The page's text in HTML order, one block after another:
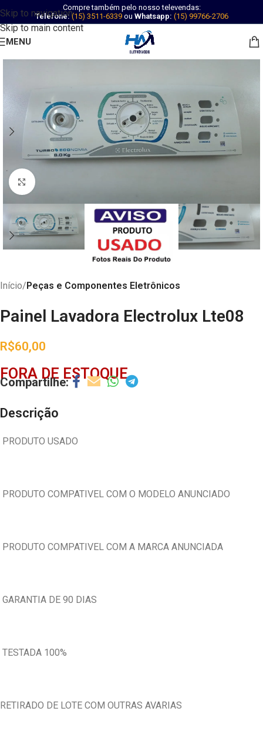
Skip to navigation
Skip to main content
Compre também pelo nosso televendas:
Telefone: (15) 3511-6339ou Whatsapp: (15) 99766-2706
MENU
Abrir imagem
Início Peças e Componentes Eletrônicos
Painel Lavadora Electrolux Lte08
R$60,00
FORA DE ESTOQUE
Descrição
PRODUTO USADO
PRODUTO COMPATIVEL COM O MODELO ANUNCIADO
PRODUTO COMPATIVEL COM A MARCA ANUNCIADA
GARANTIA DE 90 DIAS
TESTADA 100%
RETIRADO DE LOTE COM OUTRAS AVARIAS